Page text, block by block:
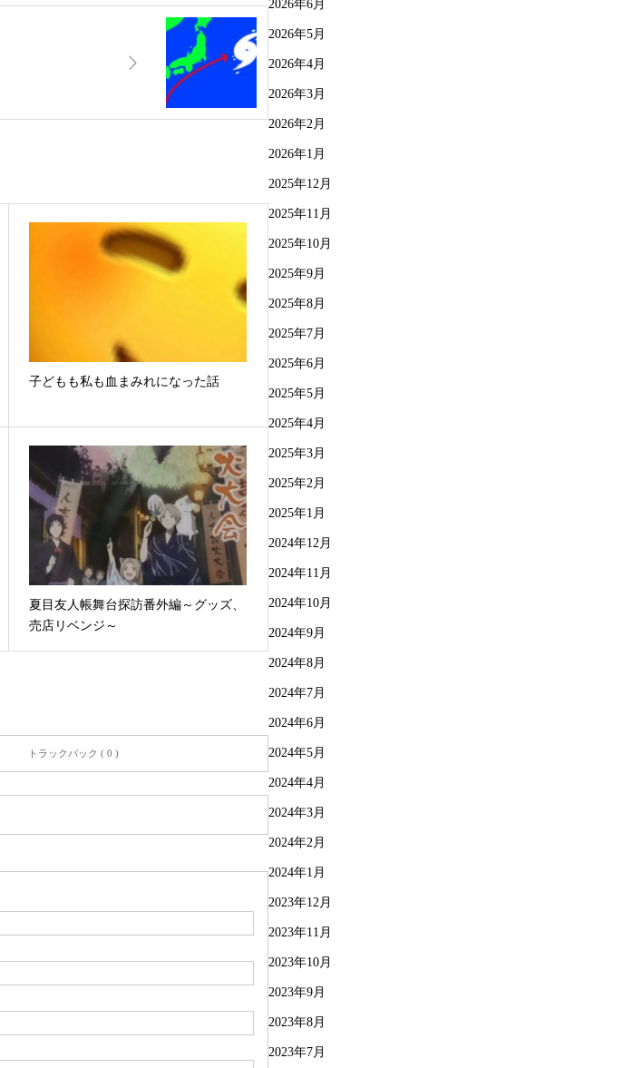
子どもも私も血まみれになった話
夏目友人帳舞台探訪番外編～グッズ、
売店リベンジ～
トラックバック ( 0 )
2026年6月
2026年5月
2026年4月
2026年3月
2026年2月
2026年1月
2025年12月
2025年11月
2025年10月
2025年9月
2025年8月
2025年7月
2025年6月
2025年5月
2025年4月
2025年3月
2025年2月
2025年1月
2024年12月
2024年11月
2024年10月
2024年9月
2024年8月
2024年7月
2024年6月
2024年5月
2024年4月
2024年3月
2024年2月
2024年1月
2023年12月
2023年11月
2023年10月
2023年9月
2023年8月
2023年7月